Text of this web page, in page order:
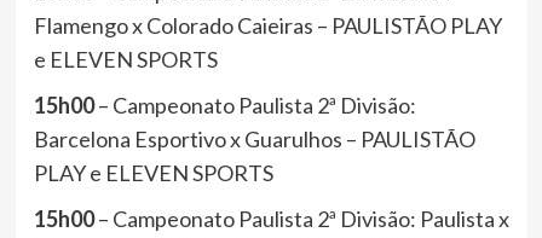
Flamengo x Colorado Caieiras – PAULISTÃO PLAY
e ELEVEN SPORTS
15h00– Campeonato Paulista 2ª Divisão:
Barcelona Esportivo x Guarulhos – PAULISTÃO
PLAY e ELEVEN SPORTS
15h00– Campeonato Paulista 2ª Divisão: Paulista x